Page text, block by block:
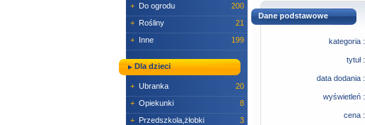
+ Do ogrodu
200
+ Rośliny
21
+ Inne 199
Dla dzieci
+ Ubranka
20
+ Opiekunki
8
+ Przedszkola,żłobki
3
Dane podstawowe
kategoria :
tytuł :
data dodania :
wyświetleń :
cena :